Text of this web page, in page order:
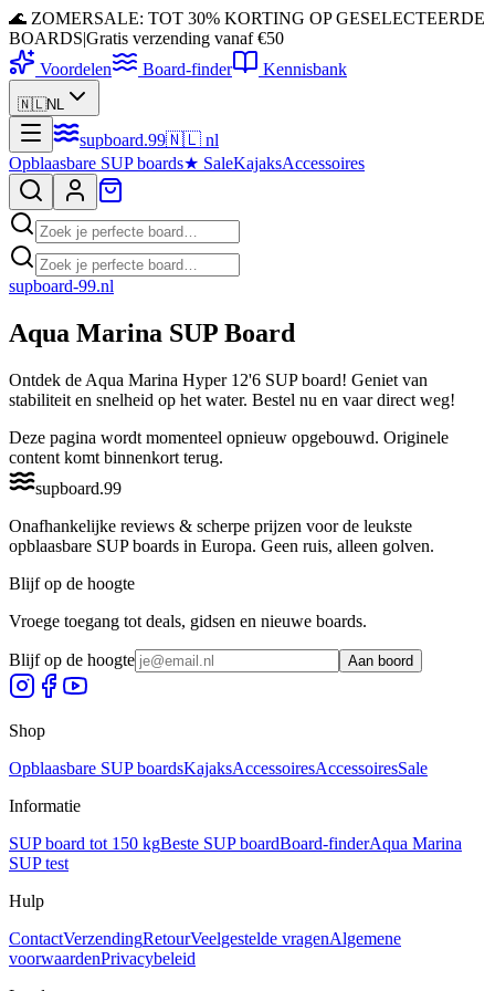
🌊 ZOMERSALE: TOT 30% KORTING OP GESELECTEERDE
BOARDS|Gratis verzending vanaf €50
Voordelen
Board-finder Kennisbank
🇳🇱NL
supboard.99🇳🇱 nl
Opblaasbare SUP boards★ SaleKajaksAccessoires
supboard-99.nl
Aqua Marina SUP Board
Ontdek de Aqua Marina Hyper 12'6 SUP board! Geniet van
stabiliteit en snelheid op het water. Bestel nu en vaar direct weg!
Deze pagina wordt momenteel opnieuw opgebouwd. Originele
content komt binnenkort terug.
supboard.99
Onafhankelijke reviews & scherpe prijzen voor de leukste
opblaasbare SUP boards in Europa. Geen ruis, alleen golven.
Blijf op de hoogte
Vroege toegang tot deals, gidsen en nieuwe boards.
Blijf op de hoogte Aan boord
Shop
Opblaasbare SUP boardsKajaksAccessoiresAccessoiresSale
Informatie
SUP board tot 150 kgBeste SUP boardBoard-finderAqua Marina
SUP test
Hulp
ContactVerzendingRetourVeelgestelde vragenAlgemene
voorwaardenPrivacybeleid